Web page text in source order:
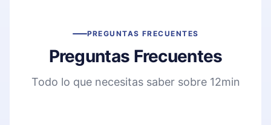
PREGUNTAS FRECUENTES
Preguntas Frecuentes
Todo lo que necesitas saber sobre 12min